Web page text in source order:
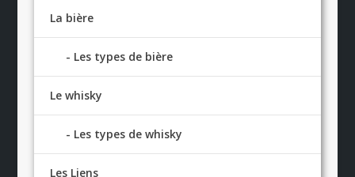
La bière
Les types de bière
Le whisky
Les types de whisky
Les Liens